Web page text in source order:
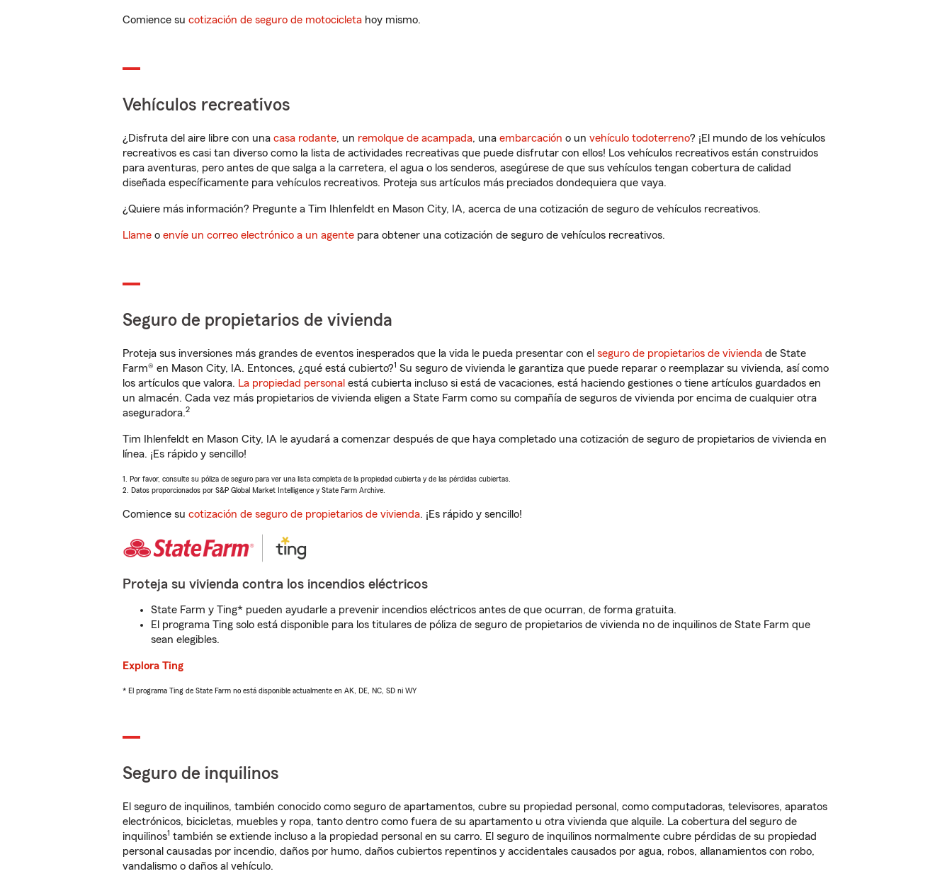
Comience su cotización de seguro de motocicleta hoy mismo.
Vehículos recreativos
¿Disfruta del aire libre con una casa rodante, un remolque de acampada, una embarcación o un vehículo todoterreno? ¡El mundo de los vehículos
recreativos es casi tan diverso como la lista de actividades recreativas que puede disfrutar con ellos! Los vehículos recreativos están construidos
para aventuras, pero antes de que salga a la carretera, el agua o los senderos, asegúrese de que sus vehículos tengan cobertura de calidad
diseñada específicamente para vehículos recreativos. Proteja sus artículos más preciados dondequiera que vaya.
¿Quiere más información? Pregunte a Tim Ihlenfeldt en Mason City, IA, acerca de una cotización de seguro de vehículos recreativos.
Llame o envíe un correo electrónico a un agente para obtener una cotización de seguro de vehículos recreativos.
Seguro de propietarios de vivienda
Proteja sus inversiones más grandes de eventos inesperados que la vida le pueda presentar con el seguro de propietarios de vivienda de State
Farm® en Mason City, IA. Entonces, ¿qué está cubierto?1 Su seguro de vivienda le garantiza que puede reparar o reemplazar su vivienda, así como
los artículos que valora. La propiedad personal está cubierta incluso si está de vacaciones, está haciendo gestiones o tiene artículos guardados en
un almacén. Cada vez más propietarios de vivienda eligen a State Farm como su compañía de seguros de vivienda por encima de cualquier otra
aseguradora.2
Tim Ihlenfeldt en Mason City, IA le ayudará a comenzar después de que haya completado una cotización de seguro de propietarios de vivienda en
línea. ¡Es rápido y sencillo!
1. Por favor, consulte su póliza de seguro para ver una lista completa de la propiedad cubierta y de las pérdidas cubiertas.
2. Datos proporcionados por S&P Global Market Intelligence y State Farm Archive.
Comience su cotización de seguro de propietarios de vivienda. ¡Es rápido y sencillo!
Proteja su vivienda contra los incendios eléctricos
State Farm y Ting* pueden ayudarle a prevenir incendios eléctricos antes de que ocurran, de forma gratuita.
El programa Ting solo está disponible para los titulares de póliza de seguro de propietarios de vivienda no de inquilinos de State Farm que
sean elegibles.
Explora Ting
* El programa Ting de State Farm no está disponible actualmente en AK, DE, NC, SD ni WY
Seguro de inquilinos
El seguro de inquilinos, también conocido como seguro de apartamentos, cubre su propiedad personal, como computadoras, televisores, aparatos
electrónicos, bicicletas, muebles y ropa, tanto dentro como fuera de su apartamento u otra vivienda que alquile. La cobertura del seguro de
inquilinos1 también se extiende incluso a la propiedad personal en su carro. El seguro de inquilinos normalmente cubre pérdidas de su propiedad
personal causadas por incendio, daños por humo, daños cubiertos repentinos y accidentales causados por agua, robos, allanamientos con robo,
vandalismo o daños al vehículo.